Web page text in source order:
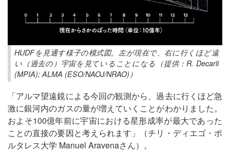
HUDFを見通す様子の模式図。左が現在で、右に行くほど遠
い（過去の）宇宙を見ていることになる（提供：R. Decarli
(MPIA); ALMA (ESO/NAOJ/NRAO)）
「アルマ望遠鏡による今回の観測から、過去に行くほど急
激に銀河内のガスの量が増えていくことがわかりました。
およそ100億年前に宇宙における星形成率が最大であった
ことの直接の要因と考えられます」（チリ・ディエゴ・ポ
ルタレス大学 Manuel Aravenaさん）。